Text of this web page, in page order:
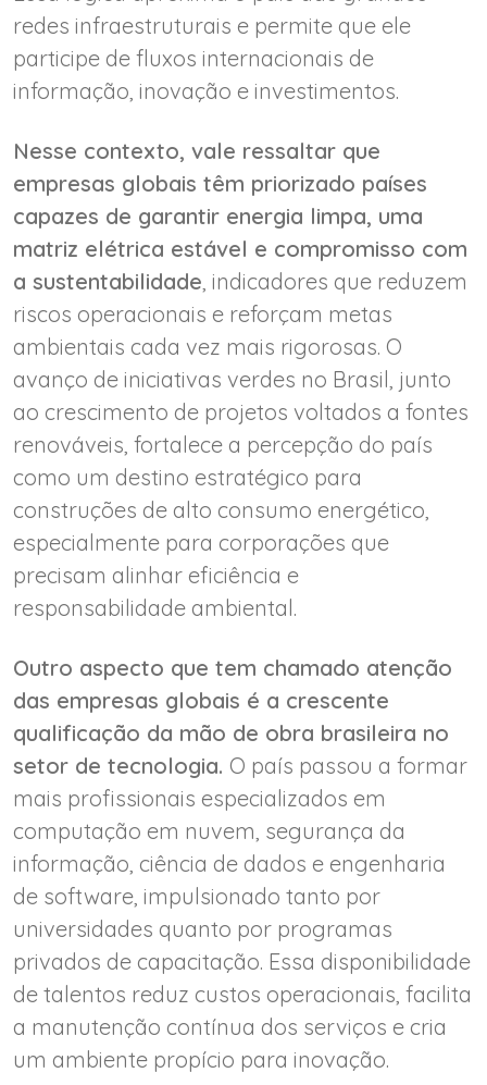
redes infraestruturais e permite que ele
participe de fluxos internacionais de
informação, inovação e investimentos.
Nesse contexto, vale ressaltar que
empresas globais têm priorizado países
capazes de garantir energia limpa, uma
matriz elétrica estável e compromisso com
a sustentabilidade , indicadores que reduzem
riscos operacionais e reforçam metas
ambientais cada vez mais rigorosas. O
avanço de iniciativas verdes no Brasil, junto
ao crescimento de projetos voltados a fontes
renováveis, fortalece a percepção do país
como um destino estratégico para
construções de alto consumo energético,
especialmente para corporações que
precisam alinhar eficiência e
responsabilidade ambiental.
Outro aspecto que tem chamado atenção
das empresas globais é a crescente
qualificação da mão de obra brasileira no
setor de tecnologia. O país passou a formar
mais profissionais especializados em
computação em nuvem, segurança da
informação, ciência de dados e engenharia
de software, impulsionado tanto por
universidades quanto por programas
privados de capacitação. Essa disponibilidade
de talentos reduz custos operacionais, facilita
a manutenção contínua dos serviços e cria
um ambiente propício para inovação.